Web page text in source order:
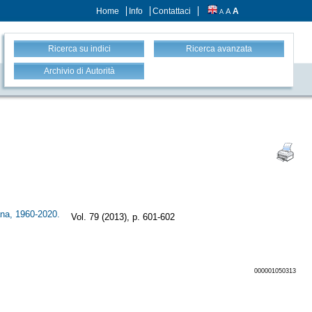
Home Info Contattaci A A A
Ricerca su indici Ricerca avanzata
Archivio di Autorità